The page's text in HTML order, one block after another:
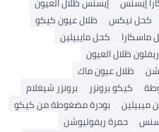
كحل نيكس
ظلال عيون كيكو
ماسكارا
كحل مايبيلين
ريفلون ظلال العيون
ظلال عيون ماك
كيكو برونزر
برونزر شيغلام
ميبيلين
بودرة مضغوطة من كيكو
حمرة ريفوليوشن